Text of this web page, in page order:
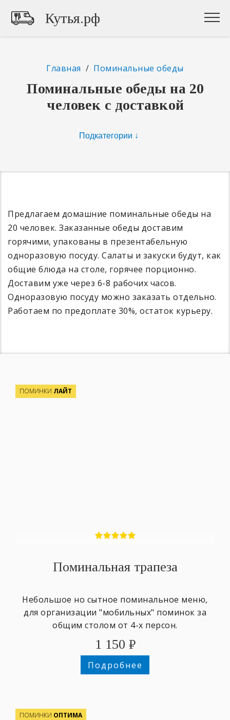
Кутья.рф
Главная / Поминальные обеды
Поминальные обеды на 20
человек с доставкой
Предлагаем домашние поминальные обеды на
20 человек. Заказанные обеды доставим
горячими, упакованы в презентабельную
одноразовую посуду. Салаты и закуски будут, как
общие блюда на столе, горячее порционно.
Доставим уже через 6-8 рабочих часов.
Одноразовую посуду можно заказать отдельно.
Работаем по предоплате 30%, остаток курьеру.
ПОМИНКИ ЛАЙТ
Поминальная трапеза
Небольшое но сытное поминальное меню,
для организации "мобильных" поминок за
общим столом от 4-х персон.
1 150 ₽
Подробнее
ПОМИНКИ ОПТИМА